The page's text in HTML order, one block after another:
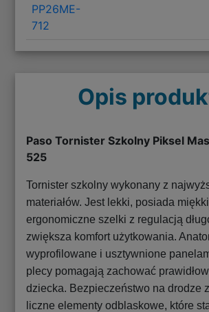
PP26ME-
712
Opis
Paso Tornister Szkolny Piksel
525
Tornister szkolny wykonany z
materiałów. Jest lekki, posiada
ergonomiczne szelki z regulacją
zwiększa komfort użytkowania.
wyprofilowane i usztywnione
plecy pomagają zachować
dziecka. Bezpieczeństwo na drodze
liczne elementy odblaskowe, które